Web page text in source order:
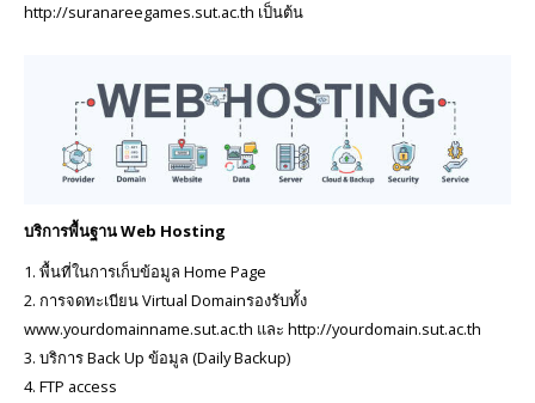
This is a sample module published to the
sidebar_bottom position, using the -sidebar
module class suffix. There is also a
sidebar_top position below the search.
http://suranareegames.sut.ac.th เป็นต้น
บริการพื้นฐาน Web Hosting
1. พื้นที่ในการเก็บข้อมูล Home Page
2. การจดทะเบียน Virtual Domainรองรับทั้ง
www.yourdomainname.sut.ac.th และ http://yourdomain.sut.ac.th
3. บริการ Back Up ข้อมูล (Daily Backup)
4. FTP access